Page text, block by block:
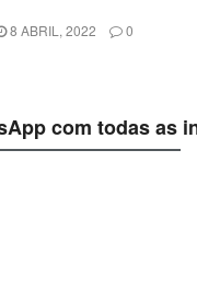
8 ABRIL, 2022 0
com todas